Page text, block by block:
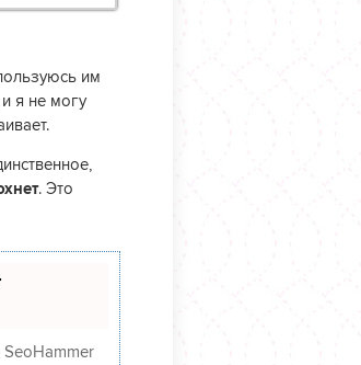
им
я не могу
. Это
SeoHammer